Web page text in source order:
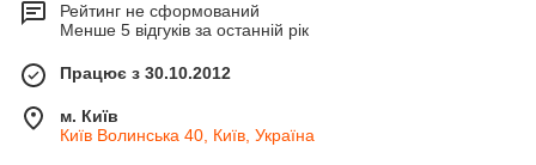
Рейтинг не сформований
Менше 5 відгуків за останній рік
Працює з 30.10.2012
м. Київ
Київ Волинська 40, Київ, Україна